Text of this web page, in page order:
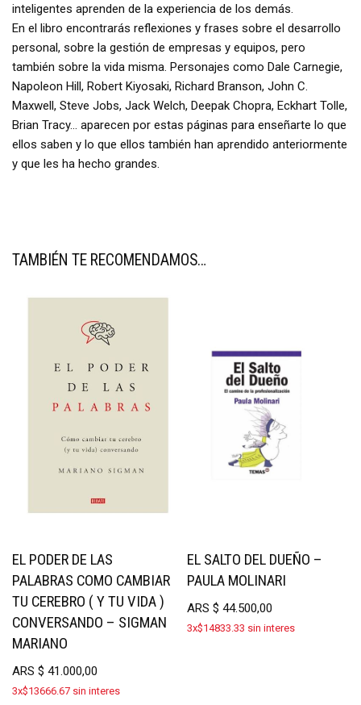
inteligentes aprenden de la experiencia de los demás.
En el libro encontrarás reflexiones y frases sobre el desarrollo
personal, sobre la gestión de empresas y equipos, pero
también sobre la vida misma. Personajes como Dale Carnegie,
Napoleon Hill, Robert Kiyosaki, Richard Branson, John C.
Maxwell, Steve Jobs, Jack Welch, Deepak Chopra, Eckhart Tolle,
Brian Tracy… aparecen por estas páginas para enseñarte lo que
ellos saben y lo que ellos también han aprendido anteriormente
y que les ha hecho grandes.
TAMBIÉN TE RECOMENDAMOS…
EL PODER DE LAS
PALABRAS COMO CAMBIAR
TU CEREBRO ( Y TU VIDA )
CONVERSANDO – SIGMAN
MARIANO
ARS $ 41.000,00
3x$13666.67 sin interes
EL SALTO DEL DUEÑO –
PAULA MOLINARI
ARS$ 44.500,00
3x$14833.33 sin interes